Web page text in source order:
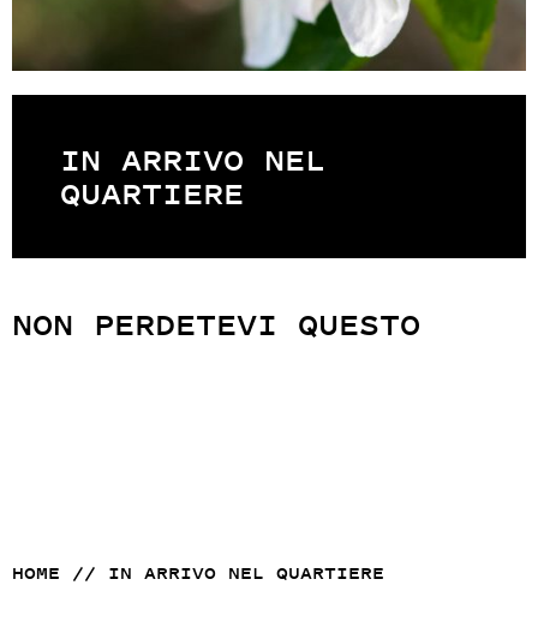
IN ARRIVO NEL
QUARTIERE
NON PERDETEVI QUESTO
HOME // IN ARRIVO NEL QUARTIERE